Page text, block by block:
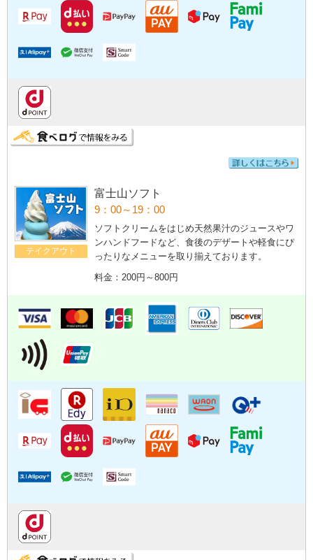
テイクアウト
富士山ソフト
9：00～19：00
ソフトクリームをはじめ天然果汁のジュースやワ
ンハンドフードなど、食後のデザートや軽食にぴ
ったりなメニューを取り揃えております。
料金：200円～800円